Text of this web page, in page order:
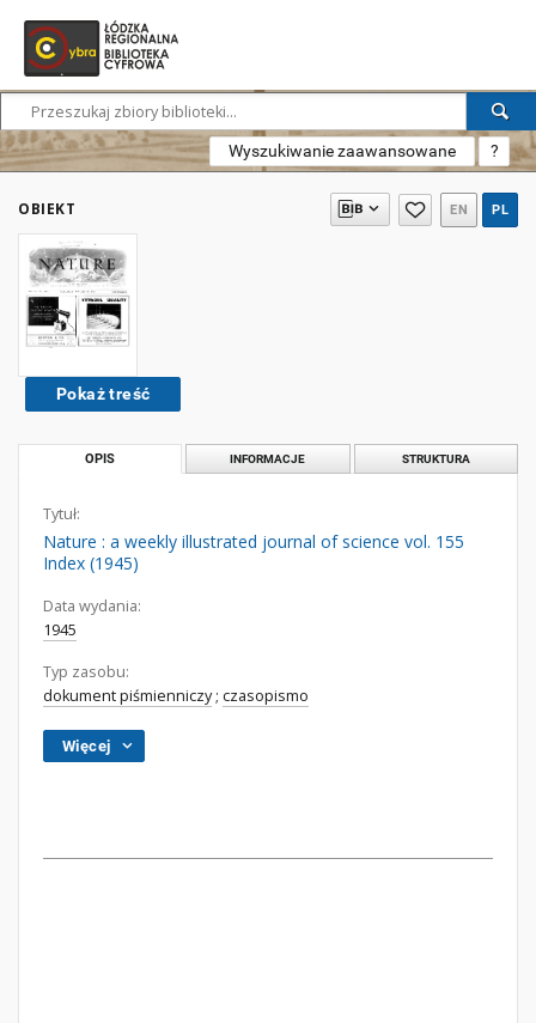
Wyszukiwanie zaawansowane ?
OBIEKT EN PL
Pokaż treść
OPIS INFORMACJE STRUKTURA
Tytuł:
Nature : a weekly illustrated journal of science vol. 155
Index (1945)
Data wydania:
1945
Typ zasobu:
dokument piśmienniczy; czasopismo
Więcej